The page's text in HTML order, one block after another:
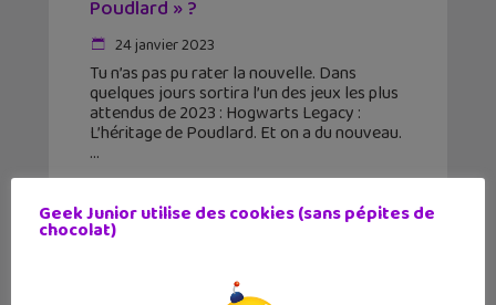
Poudlard » ?
24 janvier 2023
Tu n’as pas pu rater la nouvelle. Dans
quelques jours sortira l’un des jeux les plus
attendus de 2023 : Hogwarts Legacy :
L’héritage de Poudlard. Et on a du nouveau.
Geek Junior utilise des cookies (sans pépites de
chocolat)